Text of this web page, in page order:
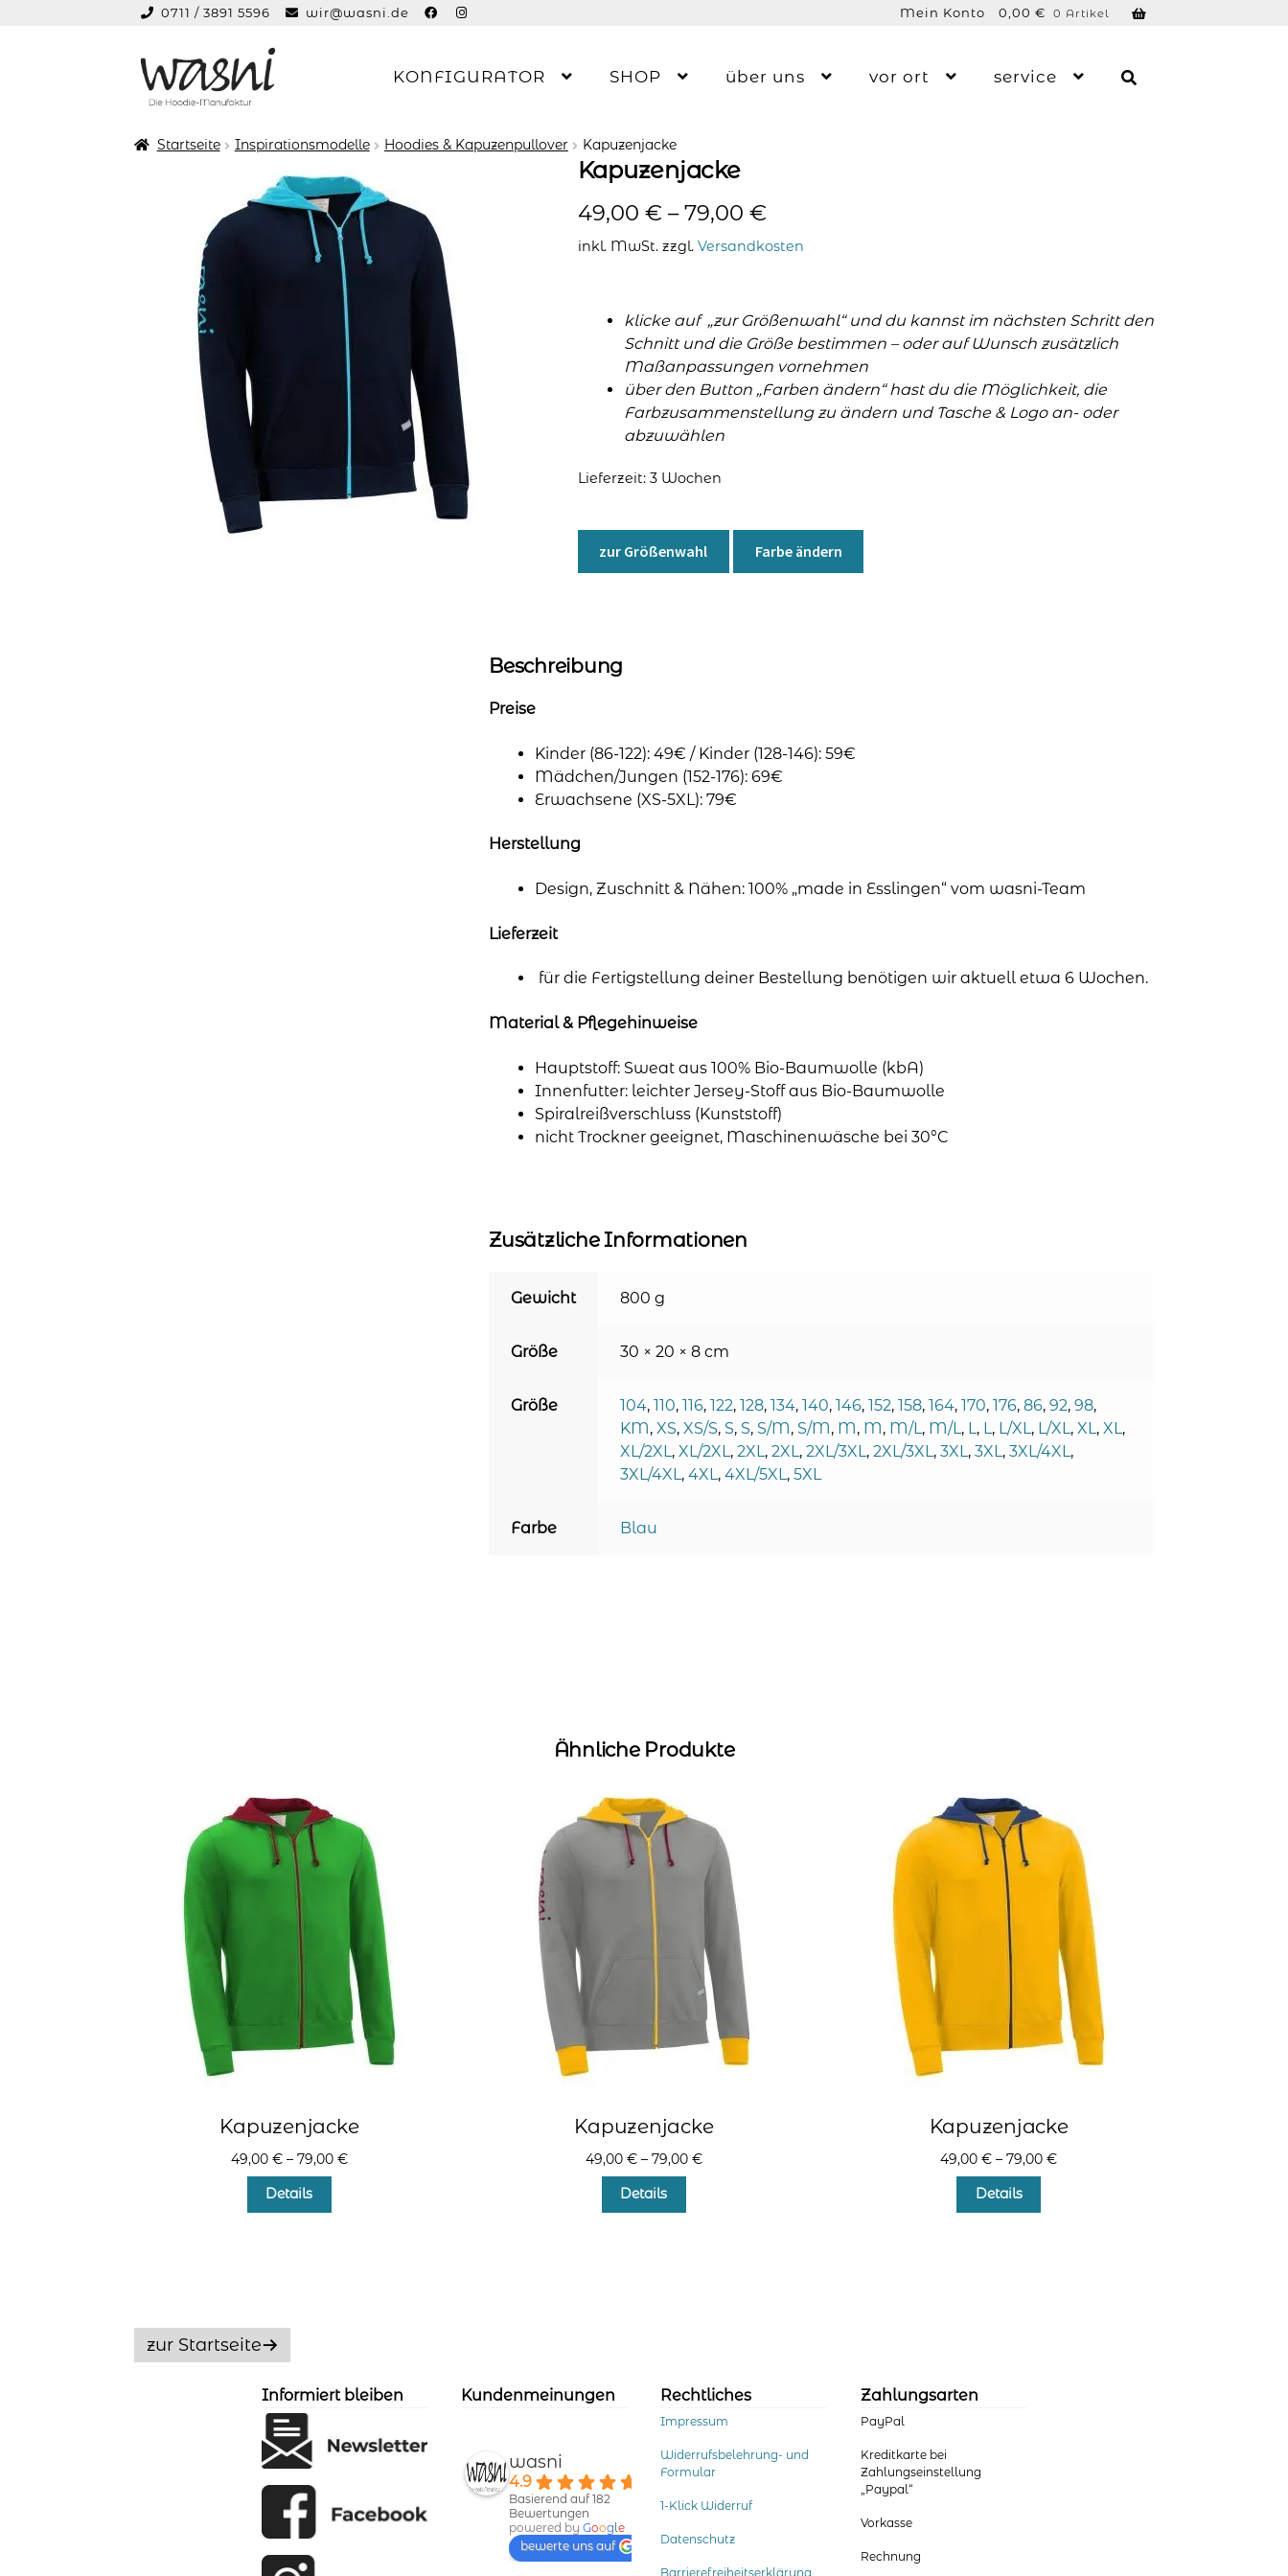
0,00 € 0 Artikel
0711 / 3891 5596 wir@wasni.de Mein Konto
Zur
springen
Zum
springen
KONFIGURATOR SHOP über uns vor ort service
Startseite Inspirationsmodelle Hoodies & Kapuzenpullover Kapuzenjacke
Kapuzenjacke
49,00 € –79,00 €
inkl. MwSt. zzgl. Versandkosten
klicke auf „zur Größenwahl“ und du kannst im nächsten Schritt den
Schnitt und die Größe bestimmen – oder auf Wunsch zusätzlich
Maßanpassungen vornehmen
über den Button „Farben ändern“ hast du die Möglichkeit, die
Farbzusammenstellung zu ändern und Tasche & Logo an- oder
abzuwählen
Lieferzeit: 3 Wochen
zur Größenwahl Farbe ändern
Beschreibung
Preise
Kinder (86-122): 49€ / Kinder (128-146): 59€
Mädchen/Jungen (152-176): 69€
Erwachsene (XS-5XL): 79€
Herstellung
Design, Zuschnitt & Nähen: 100% „made in Esslingen“ vom wasni-Team
Lieferzeit
für die Fertigstellung deiner Bestellung benötigen wir aktuell etwa 6 Wochen.
Material & Pflegehinweise
Hauptstoff: Sweat aus 100% Bio-Baumwolle (kbA)
Innenfutter: leichter Jersey-Stoff aus Bio-Baumwolle
Spiralreißverschluss (Kunststoff)
nicht Trockner geeignet, Maschinenwäsche bei 30°C
Zusätzliche Informationen
Gewicht 800 g
Größe 30 × 20 × 8 cm
Größe 104, 110, 116, 122, 128, 134, 140, 146, 152, 158, 164, 170, 176, 86, 92, 98,
KM, XS, XS/S, S, S, S/M, S/M, M, M, M/L, M/L, L, L, L/XL, L/XL, XL, XL,
XL/2XL, XL/2XL, 2XL, 2XL, 2XL/3XL, 2XL/3XL, 3XL, 3XL, 3XL/4XL,
3XL/4XL, 4XL, 4XL/5XL, 5XL
Farbe Blau
Ähnliche Produkte
Kapuzenjacke
49,00 €– 79,00 €
Details
der
Produktseite
werden
Kapuzenjacke
49,00 €– 79,00 €
Details
der
Produktseite
gewählt
werden
Kapuzenjacke
49,00€ –79,00€
Details
zur Startseite
Informiert bleiben Kundenmeinungen
wasni
4.9
Basierend auf 182
Bewertungen
powered byGoogle
bewerte uns auf
Rechtliches
Impressum
Widerrufsbelehrung- und
Formular
1-Klick Widerruf
Datenschutz
Barrierefreiheitserklärung
Zahlungsarten
PayPal
Kreditkarte bei
Zahlungseinstellung
„Paypal“
Vorkasse
Rechnung